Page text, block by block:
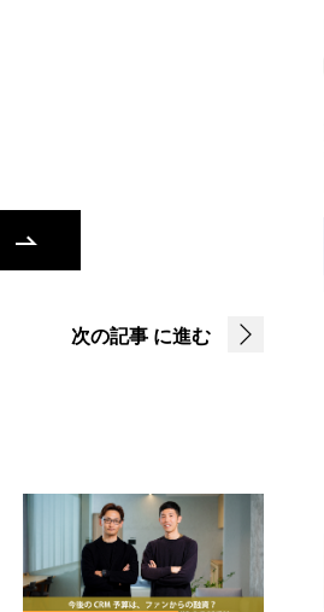
次の記事 に進む